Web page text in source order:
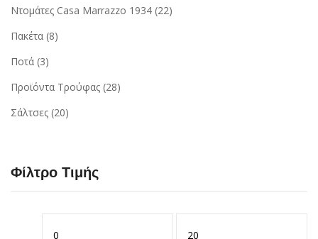
Ντομάτες Casa Marrazzo 1934 (22)
Πακέτα (8)
Ποτά (3)
Προϊόντα Τρούφας (28)
Σάλτσες (20)
Φίλτρο Τιμής